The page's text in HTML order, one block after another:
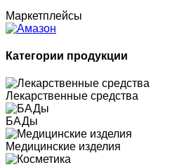
Маркетплейсы
Категории продукции
Лекарственные средства
БАДы
Медицинские изделия